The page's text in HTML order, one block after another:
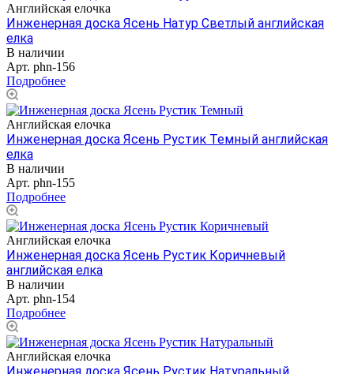
Английская елочка
Инженерная доска Ясень Натур Светлый английская
елка
В наличии
Арт. phn-156
Подробнее
Английская елочка
Инженерная доска Ясень Рустик Темный английская
елка
В наличии
Арт. phn-155
Подробнее
Английская елочка
Инженерная доска Ясень Рустик Коричневый
английская елка
В наличии
Арт. phn-154
Подробнее
Английская елочка